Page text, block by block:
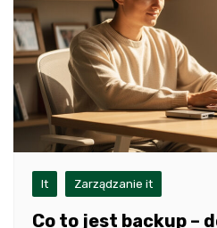
It Zarządzanie it
Co to jest backup –